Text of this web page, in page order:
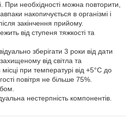
При необхідності можна повторити,
накопичується в організмі і
закінчення прийому.
від ступеня тяжкості та
зберігати 3 роки від дати
від світла та
при температурі від +5°С до
повітря не більше 75%.
нестерпність компонентів.